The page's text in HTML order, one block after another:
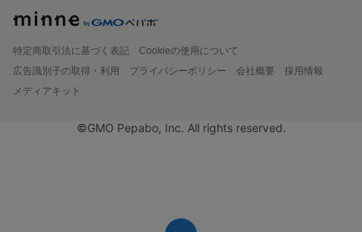
特定商取引法に基づく表記
Cookieの使用について
広告識別子の取得・利用
プライバシーポリシー 会社概要
採用情報
メディアキット
©GMO Pepabo, Inc. All rights reserved.